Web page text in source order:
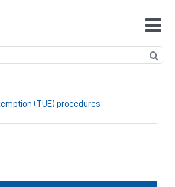
(TUE) procedures